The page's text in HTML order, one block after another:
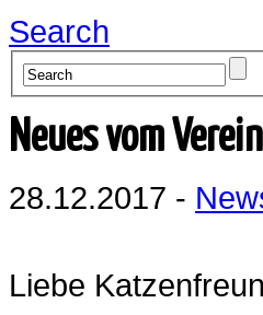
Search
Neues vom
28.12.2017 -
Liebe